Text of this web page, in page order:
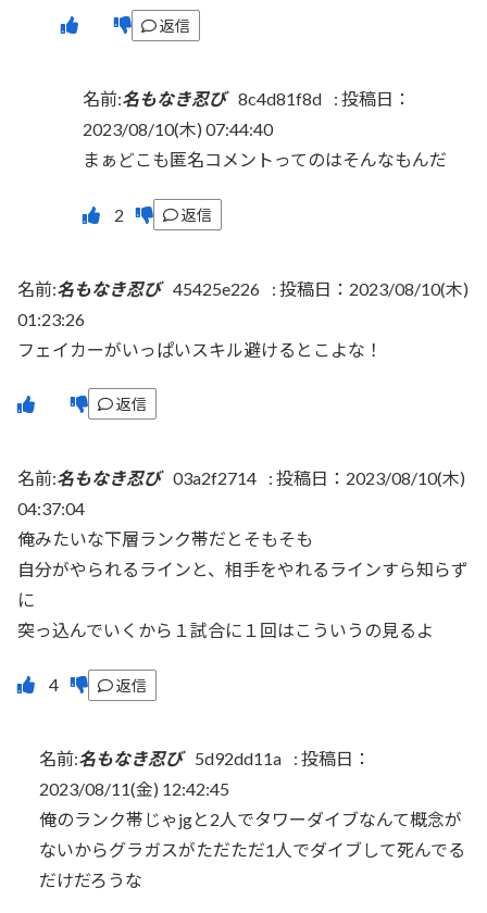
返信
名前:名もなき忍び 8c4d81f8d : 投稿日：
2023/08/10(木) 07:44:40
まぁどこも匿名コメントってのはそんなもんだ
返信
名前:名もなき忍び 45425e226 : 投稿日：2023/08/10(木)
01:23:26
フェイカーがいっぱいスキル避けるとこよな！
返信
名前:名もなき忍び 03a2f2714 : 投稿日：2023/08/10(木)
04:37:04
俺みたいな下層ランク帯だとそもそも
自分がやられるラインと、相手をやれるラインすら知らず
に
突っ込んでいくから１試合に１回はこういうの見るよ
返信
名前:名もなき忍び 5d92dd11a : 投稿日：
2023/08/11(金) 12:42:45
俺のランク帯じゃjgと2人でタワーダイブなんて概念が
ないからグラガスがただただ1人でダイブして死んでる
だけだろうな